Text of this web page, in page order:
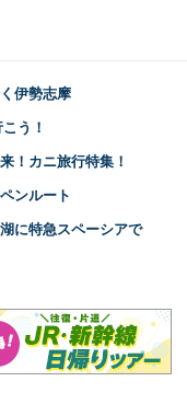
伊勢志摩
う！
！カニ旅行特集！
ンルート
に特急スペーシアで